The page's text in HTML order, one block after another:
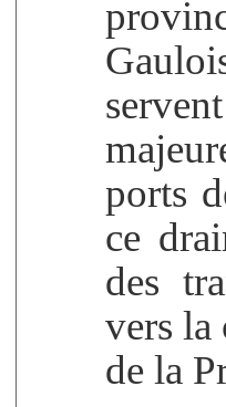
ports
ce
des
vers la
de la